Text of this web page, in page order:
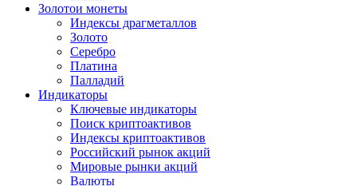
Золотои монеты
Индексы драгметаллов
Золото
Серебро
Платина
Палладий
Индикаторы
Ключевые индикаторы
Поиск криптоактивов
Индексы криптоактивов
Российский рынок акций
Мировые рынки акций
Валюты